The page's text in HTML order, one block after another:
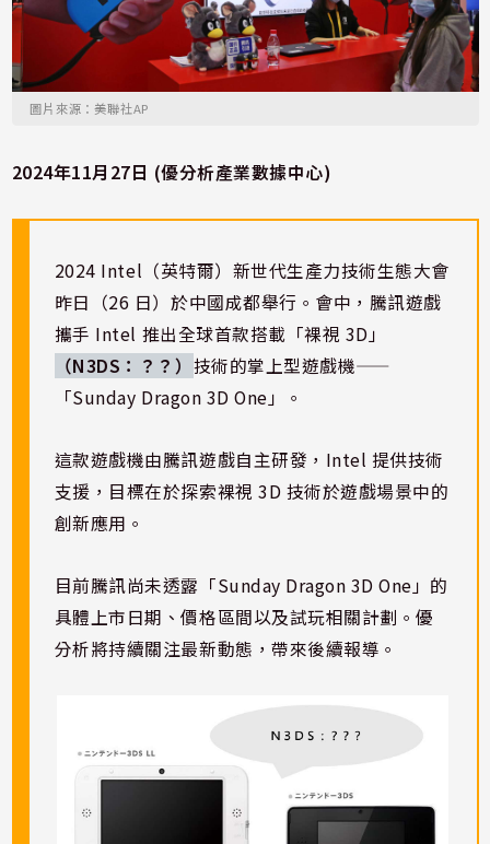
圖片來源：美聯社AP
2024年11月27日 (優分析產業數據中心)
2024 Intel（英特爾）新世代生產力技術生態大會
昨日（26 日）於中國成都舉行。會中，騰訊遊戲
攜手 Intel 推出全球首款搭載「裸視 3D」
（N3DS：？？） 技術的掌上型遊戲機——
「Sunday Dragon 3D One」。
這款遊戲機由騰訊遊戲自主研發，Intel 提供技術
支援，目標在於探索裸視 3D 技術於遊戲場景中的
創新應用。
目前騰訊尚未透露「Sunday Dragon 3D One」的
具體上市日期、價格區間以及試玩相關計劃。優
分析將持續關注最新動態，帶來後續報導。